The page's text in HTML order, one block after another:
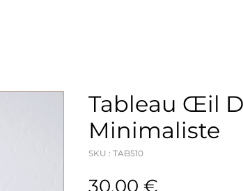
Tableau Œil
Minimaliste
SKU : TAB510
30,00 €